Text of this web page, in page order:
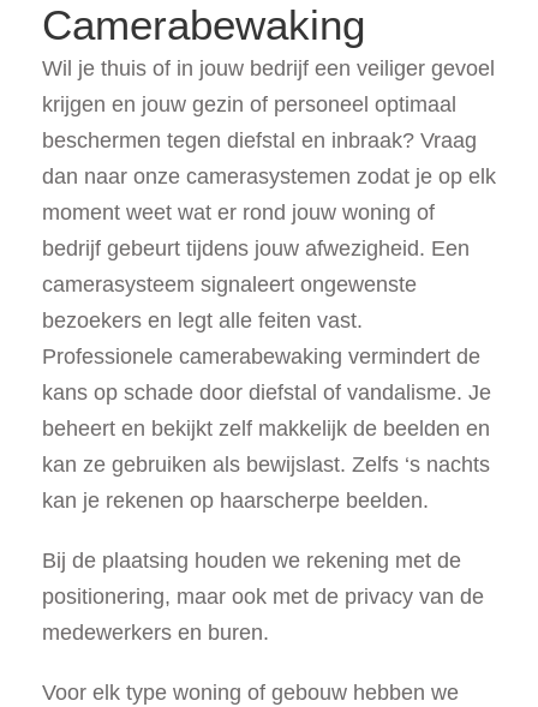
Camerabewaking
Wil je thuis of in jouw bedrijf een veiliger gevoel
krijgen en jouw gezin of personeel optimaal
beschermen tegen diefstal en inbraak? Vraag
dan naar onze camerasystemen zodat je op elk
moment weet wat er rond jouw woning of
bedrijf gebeurt tijdens jouw afwezigheid. Een
camerasysteem signaleert ongewenste
bezoekers en legt alle feiten vast.
Professionele camerabewaking vermindert de
kans op schade door diefstal of vandalisme. Je
beheert en bekijkt zelf makkelijk de beelden en
kan ze gebruiken als bewijslast. Zelfs ‘s nachts
kan je rekenen op haarscherpe beelden.
Bij de plaatsing houden we rekening met de
positionering, maar ook met de privacy van de
medewerkers en buren.
Voor elk type woning of gebouw hebben we